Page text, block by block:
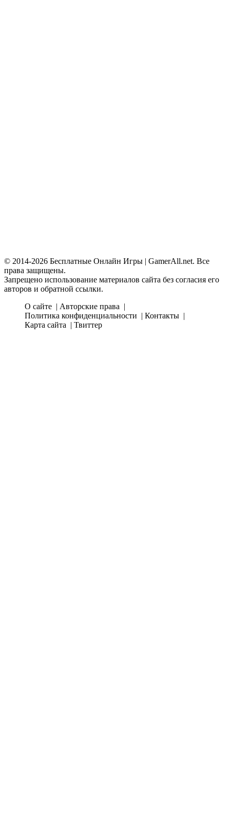
© 2014-2026 Бесплатные Онлайн Игры | GamerAll.net. Все
права защищены.
Запрещено использование материалов сайта без согласия его
авторов и обратной ссылки.
О сайте
Авторские права
Политика конфиденциальности
Контакты
Карта сайта
Твиттер